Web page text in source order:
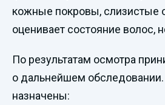
кожные покровы, слизистые
оценивает состояние волос,
По результатам осмотра
о дальнейшем
назначены: